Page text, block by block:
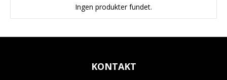
Ingen produkter fundet.
KONTAKT